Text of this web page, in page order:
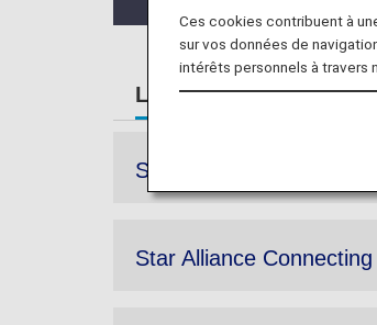
List of Partner Airlines
Star Alliance Member
Star Alliance
Ces cookies contribuent à
sur vos données de
intérêts personnels à travers